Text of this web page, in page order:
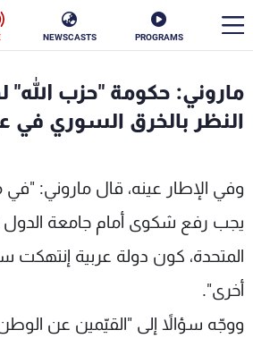
PROGRAMS
NEWSCASTS
ماروني: حكومة "حزب
النظر بالخرق السوري في
وفي الإطار عينه، قال ماروني:
يجب رفع شكوى أمام جامعة الدول
المتحدة، كون دولة عربية إنتهكت
أخرى".
ووجّه سؤالاً إلى "القيّمين عن
الأخبار
إقتصاد
منوعات رياضة
كأس العالم